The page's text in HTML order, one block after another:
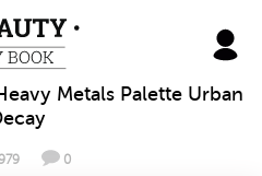
BeautyDayBook
Metals Palette Urban
0